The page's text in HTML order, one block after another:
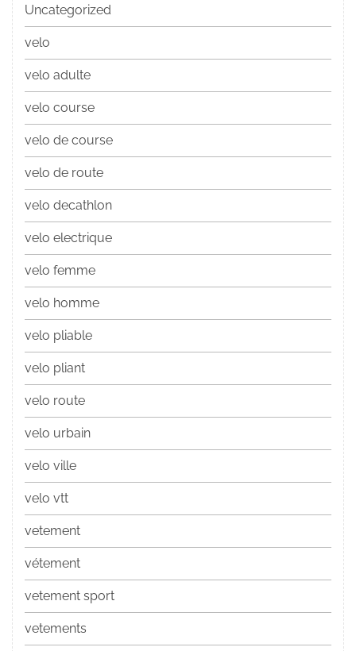
Uncategorized
velo
velo adulte
velo course
velo de course
velo de route
velo decathlon
velo electrique
velo femme
velo homme
velo pliable
velo pliant
velo route
velo urbain
velo ville
velo vtt
vetement
vétement
vetement sport
vetements